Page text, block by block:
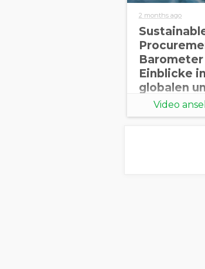
2 months ago
Barometer
Einblicke
globalen
regionalen
Video